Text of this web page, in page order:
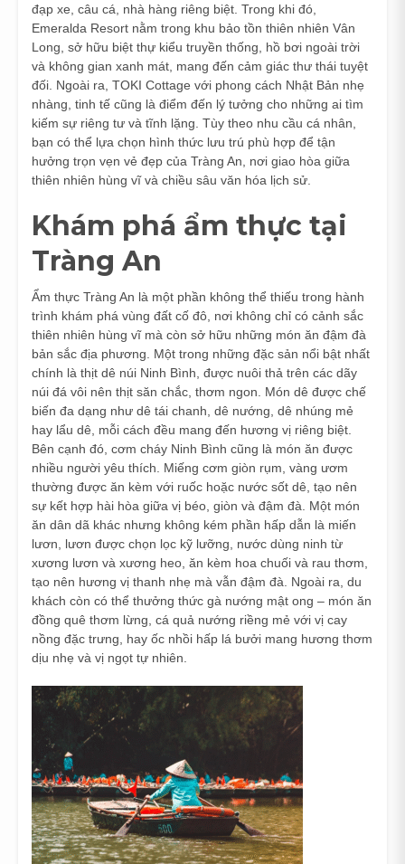
đạp xe, câu cá, nhà hàng riêng biệt. Trong khi đó,
Emeralda Resort nằm trong khu bảo tồn thiên nhiên Vân
Long, sở hữu biệt thự kiểu truyền thống, hồ bơi ngoài trời
và không gian xanh mát, mang đến cảm giác thư thái tuyệt
đối. Ngoài ra, TOKI Cottage với phong cách Nhật Bản nhẹ
nhàng, tinh tế cũng là điểm đến lý tưởng cho những ai tìm
kiếm sự riêng tư và tĩnh lặng. Tùy theo nhu cầu cá nhân,
bạn có thể lựa chọn hình thức lưu trú phù hợp để tận
hưởng trọn vẹn vẻ đẹp của Tràng An, nơi giao hòa giữa
thiên nhiên hùng vĩ và chiều sâu văn hóa lịch sử.
Khám phá ẩm thực tại
Tràng An
Ẩm thực Tràng An là một phần không thể thiếu trong hành
trình khám phá vùng đất cố đô, nơi không chỉ có cảnh sắc
thiên nhiên hùng vĩ mà còn sở hữu những món ăn đậm đà
bản sắc địa phương. Một trong những đặc sản nổi bật nhất
chính là thịt dê núi Ninh Bình, được nuôi thả trên các dãy
núi đá vôi nên thịt săn chắc, thơm ngon. Món dê được chế
biến đa dạng như dê tái chanh, dê nướng, dê nhúng mẻ
hay lẩu dê, mỗi cách đều mang đến hương vị riêng biệt.
Bên cạnh đó, cơm cháy Ninh Bình cũng là món ăn được
nhiều người yêu thích. Miếng cơm giòn rụm, vàng ươm
thường được ăn kèm với ruốc hoặc nước sốt dê, tạo nên
sự kết hợp hài hòa giữa vị béo, giòn và đậm đà. Một món
ăn dân dã khác nhưng không kém phần hấp dẫn là miến
lươn, lươn được chọn lọc kỹ lưỡng, nước dùng ninh từ
xương lươn và xương heo, ăn kèm hoa chuối và rau thơm,
tạo nên hương vị thanh nhẹ mà vẫn đậm đà. Ngoài ra, du
khách còn có thể thưởng thức gà nướng mật ong – món ăn
đồng quê thơm lừng, cá quả nướng riềng mẻ với vị cay
nồng đặc trưng, hay ốc nhồi hấp lá bưởi mang hương thơm
dịu nhẹ và vị ngọt tự nhiên.